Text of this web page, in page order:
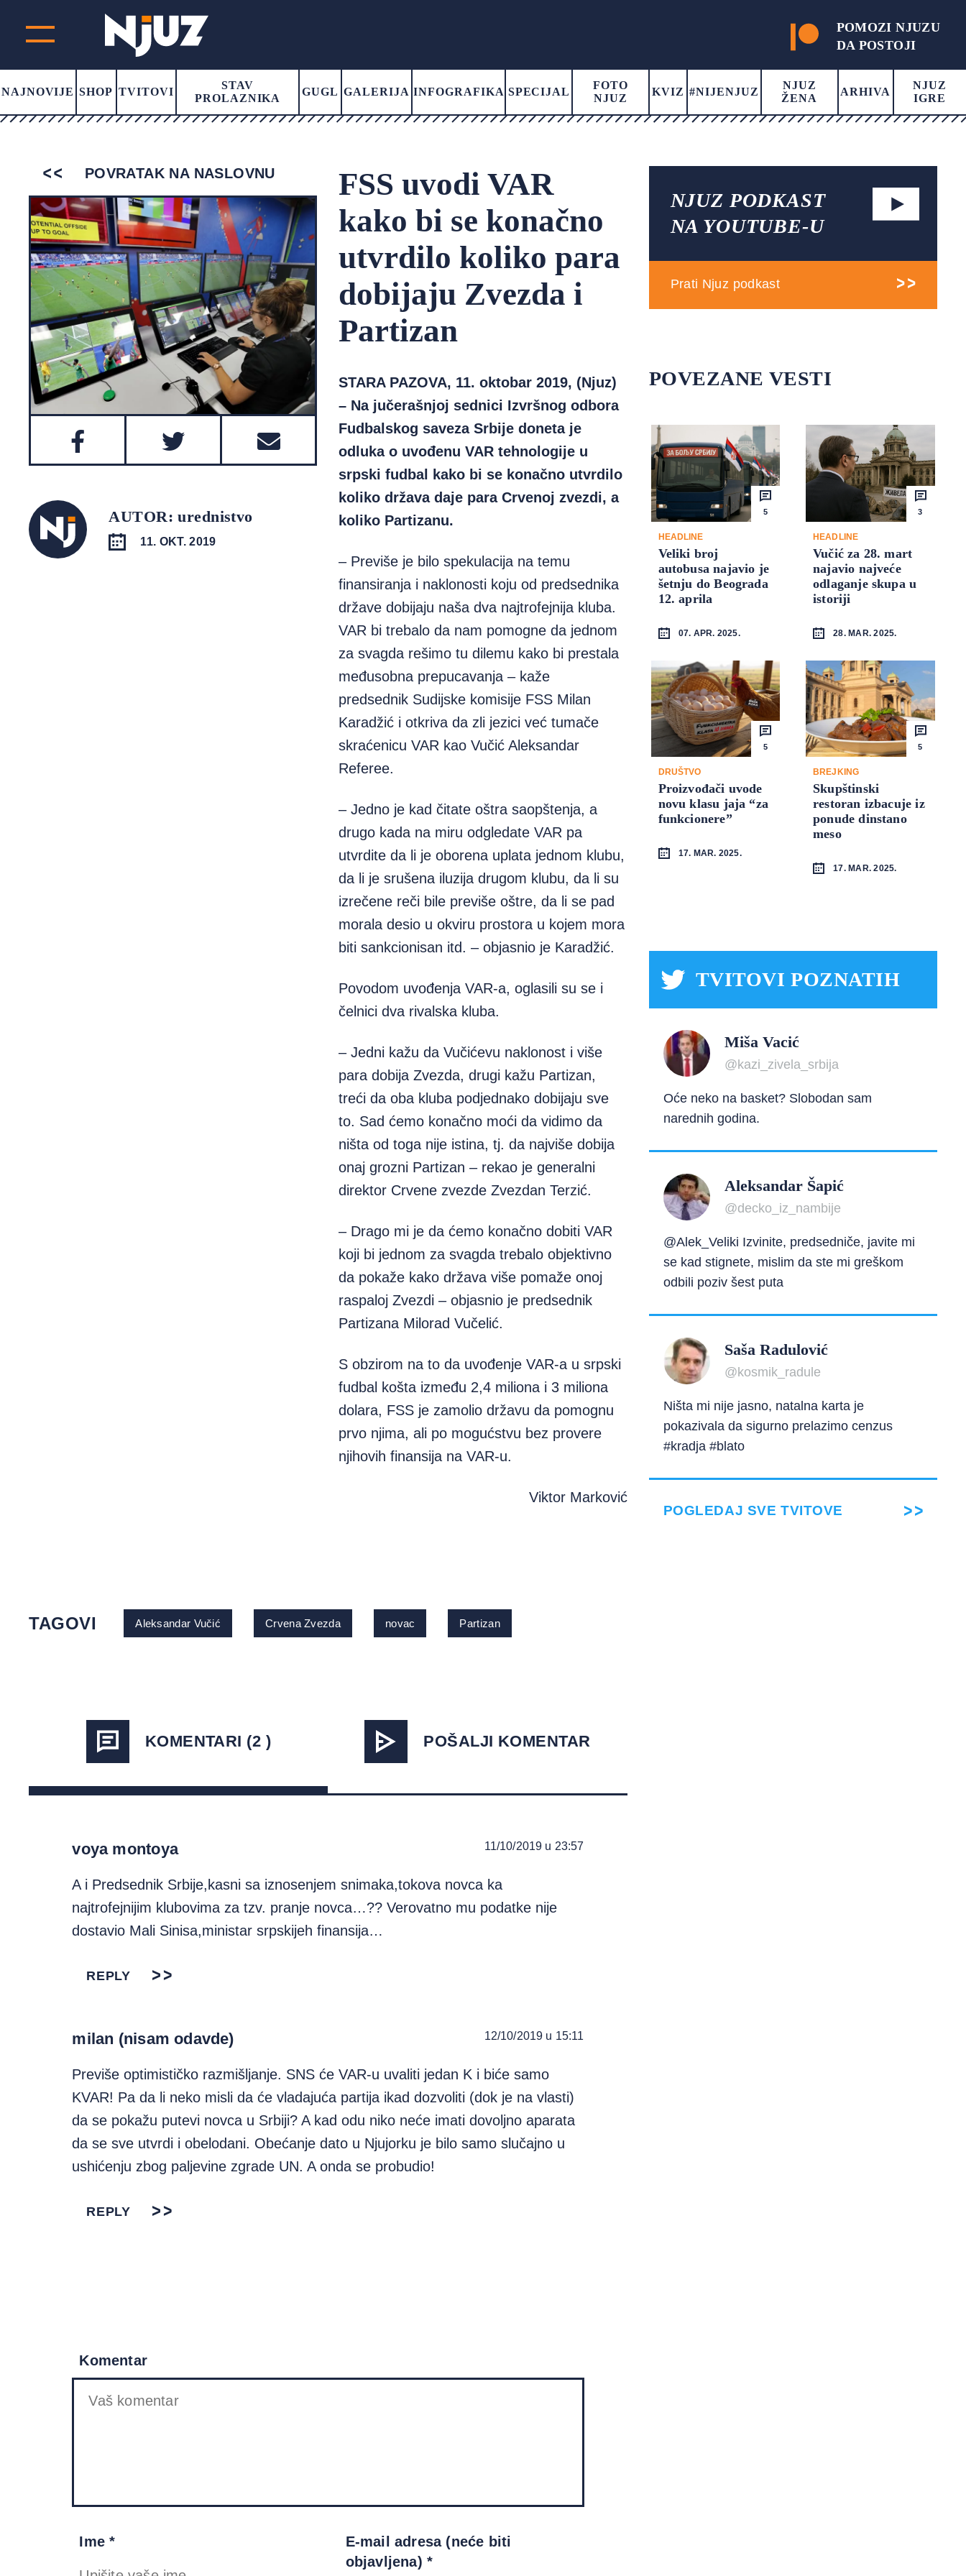
POMOZI NJUZU
DA POSTOJI
NAJNOVIJE SHOP TVITOVI
STAV
PROLAZNIKA
GUGL GALERIJA INFOGRAFIKA SPECIJAL
FOTO
NJUZ
KVIZ #NIJENJUZ
NJUZ
ŽENA
ARHIVA
NJUZ
IGRE
POVRATAK NA NASLOVNU
AUTOR: urednistvo
11. OKT. 2019
FSS uvodi VAR
kako bi se konačno
utvrdilo koliko para
dobijaju Zvezda i
Partizan
STARA PAZOVA, 11. oktobar 2019, (Njuz)
– Na jučerašnjoj sednici Izvršnog odbora
Fudbalskog saveza Srbije doneta je
odluka o uvođenu VAR tehnologije u
srpski fudbal kako bi se konačno utvrdilo
koliko država daje para Crvenoj zvezdi, a
koliko Partizanu.
– Previše je bilo spekulacija na temu
finansiranja i naklonosti koju od predsednika
države dobijaju naša dva najtrofejnija kluba.
VAR bi trebalo da nam pomogne da jednom
za svagda rešimo tu dilemu kako bi prestala
međusobna prepucavanja – kaže
predsednik Sudijske komisije FSS Milan
Karadžić i otkriva da zli jezici već tumače
skraćenicu VAR kao Vučić Aleksandar
Referee.
– Jedno je kad čitate oštra saopštenja, a
drugo kada na miru odgledate VAR pa
utvrdite da li je oborena uplata jednom klubu,
da li je srušena iluzija drugom klubu, da li su
izrečene reči bile previše oštre, da li se pad
morala desio u okviru prostora u kojem mora
biti sankcionisan itd. – objasnio je Karadžić.
Povodom uvođenja VAR-a, oglasili su se i
čelnici dva rivalska kluba.
– Jedni kažu da Vučićevu naklonost i više
para dobija Zvezda, drugi kažu Partizan,
treći da oba kluba podjednako dobijaju sve
to. Sad ćemo konačno moći da vidimo da
ništa od toga nije istina, tj. da najviše dobija
onaj grozni Partizan – rekao je generalni
direktor Crvene zvezde Zvezdan Terzić.
– Drago mi je da ćemo konačno dobiti VAR
koji bi jednom za svagda trebalo objektivno
da pokaže kako država više pomaže onoj
raspaloj Zvezdi – objasnio je predsednik
Partizana Milorad Vučelić.
S obzirom na to da uvođenje VAR-a u srpski
fudbal košta između 2,4 miliona i 3 miliona
dolara, FSS je zamolio državu da pomognu
prvo njima, ali po mogućstvu bez provere
njihovih finansija na VAR-u.
Viktor Marković
TAGOVI Aleksandar Vučić Crvena Zvezda novac Partizan
KOMENTARI (2 ) POŠALJI KOMENTAR
voya montoya 11/10/2019 u 23:57
A i Predsednik Srbije,kasni sa iznosenjem snimaka,tokova novca ka
najtrofejnijim klubovima za tzv. pranje novca…?? Verovatno mu podatke nije
dostavio Mali Sinisa,ministar srpskijeh finansija…
REPLY
milan (nisam odavde) 12/10/2019 u 15:11
Previše optimističko razmišljanje. SNS će VAR-u uvaliti jedan K i biće samo
KVAR! Pa da li neko misli da će vladajuća partija ikad dozvoliti (dok je na vlasti)
da se pokažu putevi novca u Srbiji? A kad odu niko neće imati dovoljno aparata
da se sve utvrdi i obelodani. Obećanje dato u Njujorku je bilo samo slučajno u
ushićenju zbog paljevine zgrade UN. A onda se probudio!
REPLY
Komentar
Ime *
E-mail adresa (neće biti
objavljena) *
NJUZ PODKAST
NA YOUTUBE-U
Prati Njuz podkast
POVEZANE VESTI
5
HEADLINE
Veliki broj
autobusa najavio je
šetnju do Beograda
12. aprila
07. APR. 2025.
3
HEADLINE
Vučić za 28. mart
najavio najveće
odlaganje skupa u
istoriji
28. MAR. 2025.
5
DRUŠTVO
Proizvođači uvode
novu klasu jaja “za
funkcionere”
17. MAR. 2025.
5
BREJKING
Skupštinski
restoran izbacuje iz
ponude dinstano
meso
17. MAR. 2025.
TVITOVI POZNATIH
Miša Vacić
@kazi_zivela_srbija
Oće neko na basket? Slobodan sam
narednih godina.
Aleksandar Šapić
@decko_iz_nambije
@Alek_Veliki Izvinite, predsedniče, javite mi
se kad stignete, mislim da ste mi greškom
odbili poziv šest puta
Saša Radulović
@kosmik_radule
Ništa mi nije jasno, natalna karta je
pokazivala da sigurno prelazimo cenzus
#kradja #blato
POGLEDAJ SVE TVITOVE